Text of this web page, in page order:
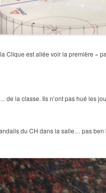
Clique est allée voir la première «
de la classe. Ils n’ont pas hué les
du CH dans la salle… pas